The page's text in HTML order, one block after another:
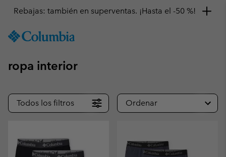
TO
SKIP
TO
NAV
SKIP
Rebajas: también en superventas. ¡Hasta el -50 %!
ropa interior
Todos los filtros Ordenar